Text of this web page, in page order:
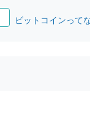
ビットコインって